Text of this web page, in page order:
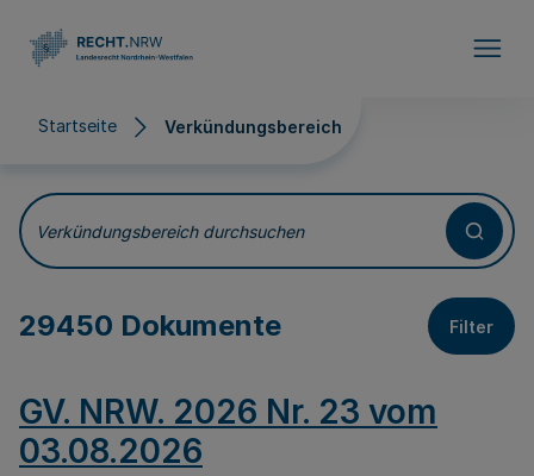
Startseite Verkündungsbereich
Verkündungsbereich
Verkündungsbereich durchsuchen
29450 Dokumente Filter
GV. NRW. 2026 Nr. 23 vom
03.08.2026